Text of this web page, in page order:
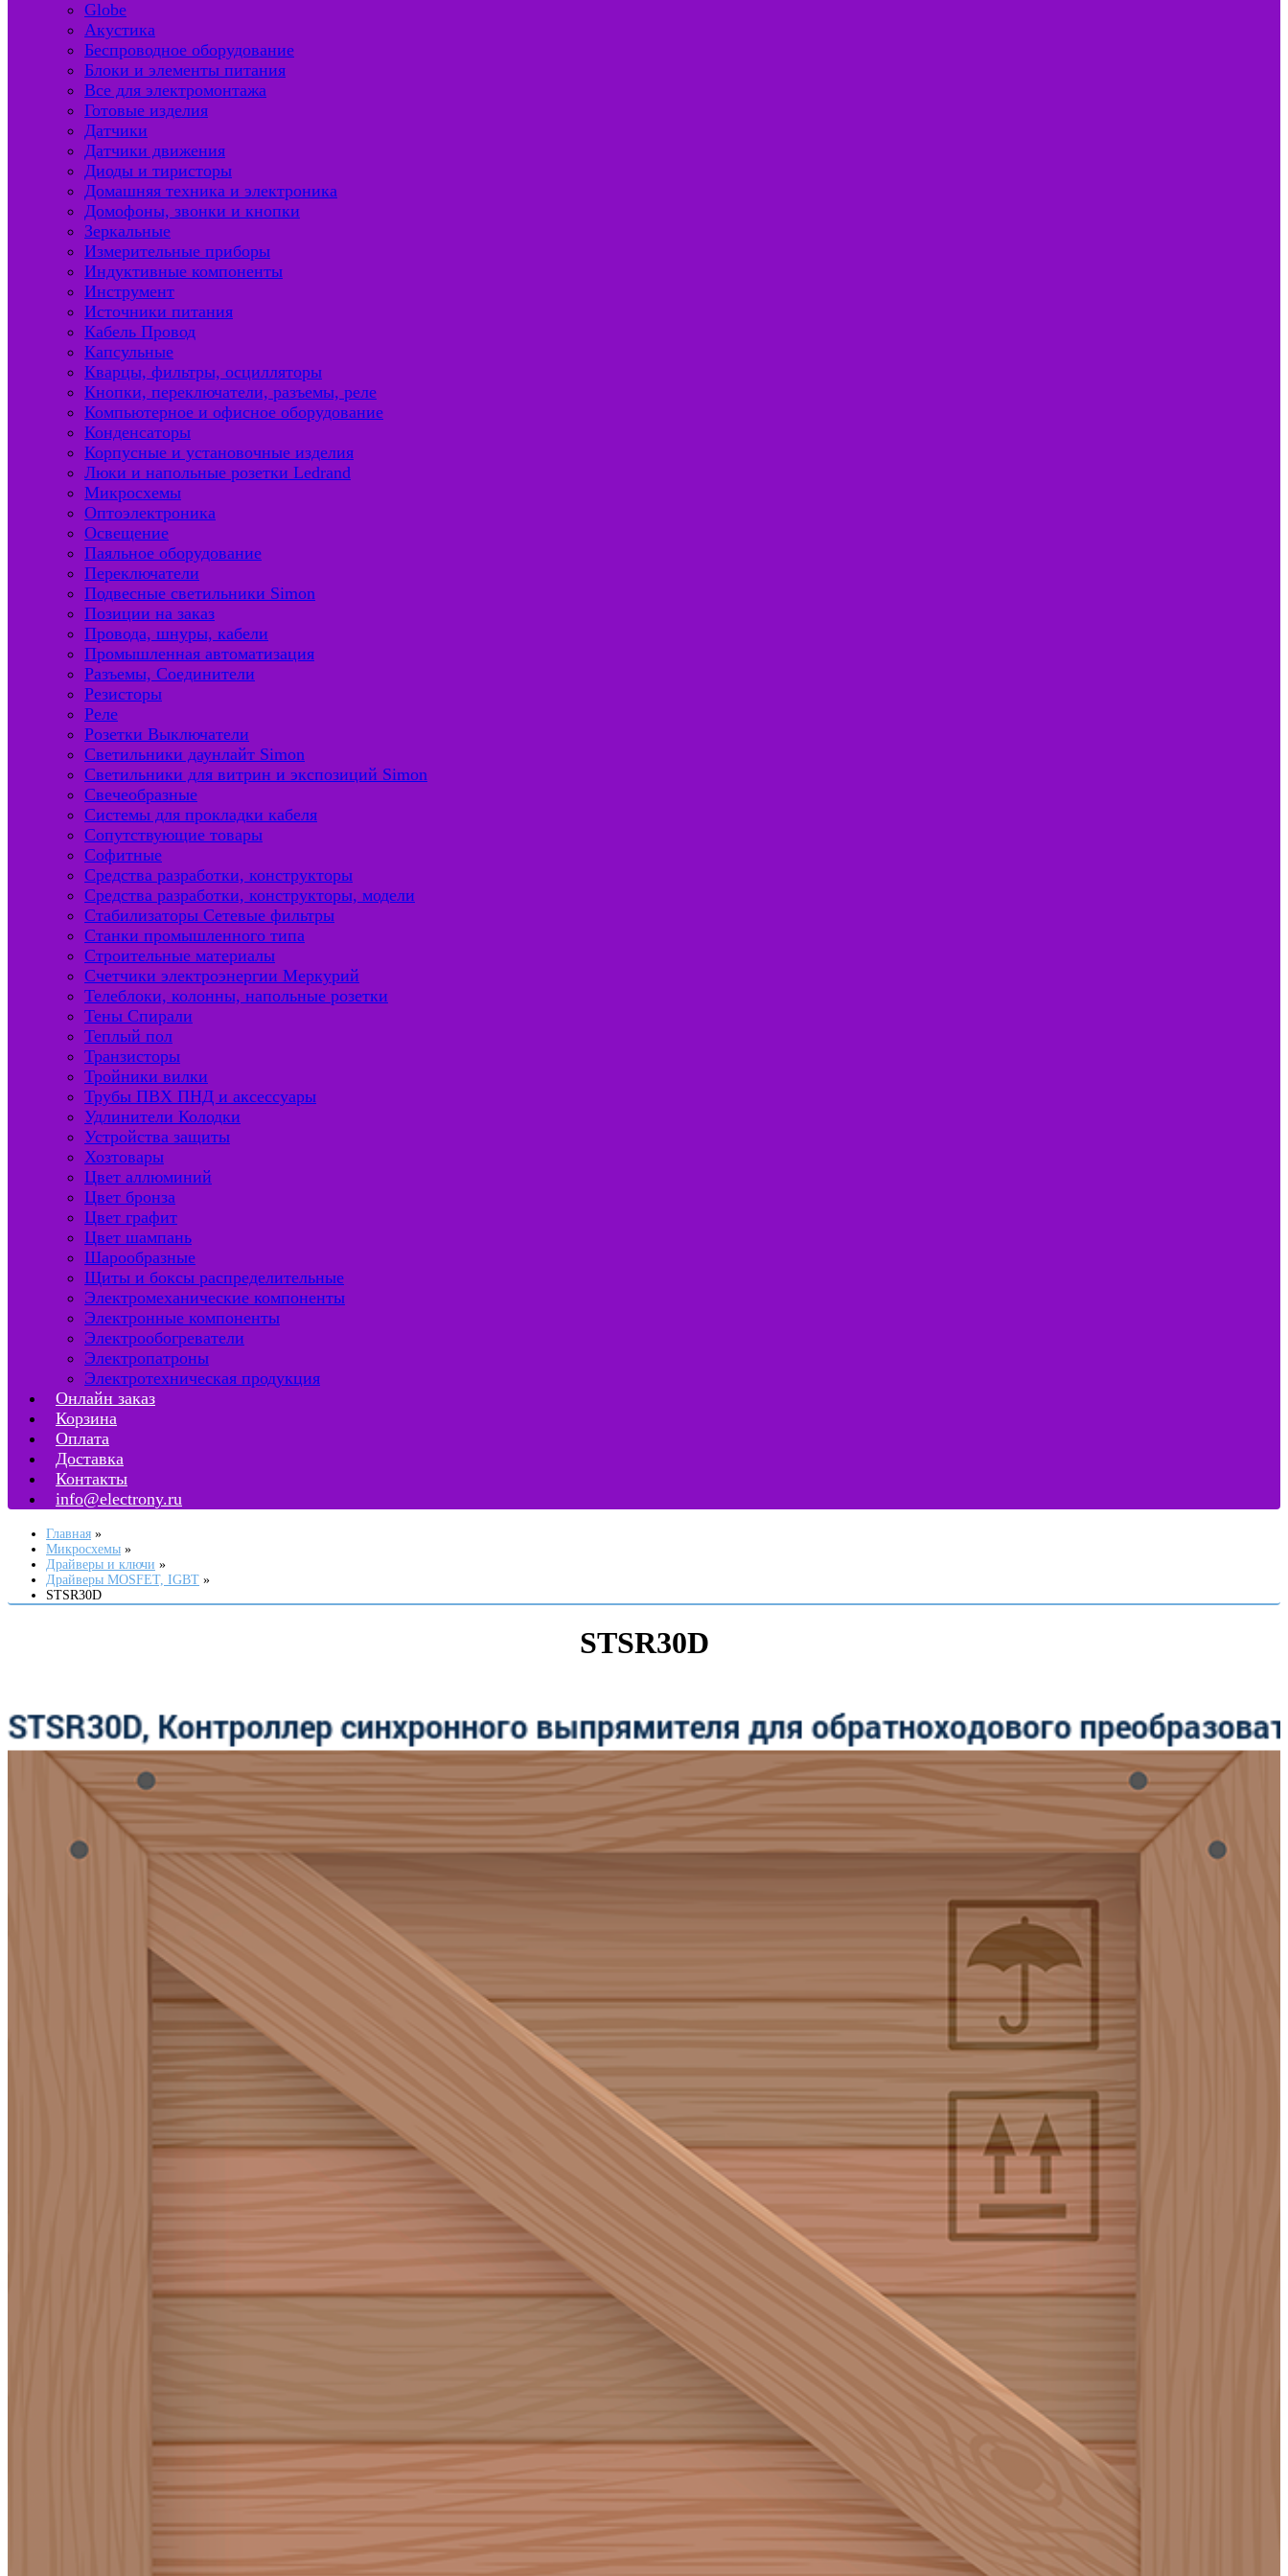
Globe
Акустика
Беспроводное оборудование
Блоки и элементы питания
Все для электромонтажа
Готовые изделия
Датчики
Датчики движения
Диоды и тиристоры
Домашняя техника и электроника
Домофоны, звонки и кнопки
Зеркальные
Измерительные приборы
Индуктивные компоненты
Инструмент
Источники питания
Кабель Провод
Капсульные
Кварцы, фильтры, осцилляторы
Кнопки, переключатели, разъемы, реле
Компьютерное и офисное оборудование
Конденсаторы
Корпусные и установочные изделия
Люки и напольные розетки Ledrand
Микросхемы
Оптоэлектроника
Освещение
Паяльное оборудование
Переключатели
Подвесные светильники Simon
Позиции на заказ
Провода, шнуры, кабели
Промышленная автоматизация
Разъемы, Соединители
Резисторы
Реле
Розетки Выключатели
Светильники даунлайт Simon
Светильники для витрин и экспозиций Simon
Свечеобразные
Системы для прокладки кабеля
Сопутствующие товары
Софитные
Средства разработки, конструкторы
Средства разработки, конструкторы, модели
Стабилизаторы Сетевые фильтры
Станки промышленного типа
Строительные материалы
Счетчики электроэнергии Меркурий
Телеблоки, колонны, напольные розетки
Тены Спирали
Теплый пол
Транзисторы
Тройники вилки
Трубы ПВХ ПНД и аксессуары
Удлинители Колодки
Устройства защиты
Хозтовары
Цвет аллюминий
Цвет бронза
Цвет графит
Цвет шампань
Шарообразные
Щиты и боксы распределительные
Электромеханические компоненты
Электронные компоненты
Электрообогреватели
Электропатроны
Электротехническая продукция
Онлайн заказ
Корзина
Оплата
Доставка
Контакты
info@electrony.ru
Главная
Микросхемы
Драйверы и ключи
Драйверы MOSFET, IGBT
STSR30D
STSR30D